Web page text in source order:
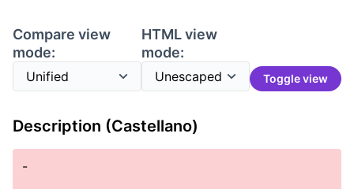
Compare view
mode:
HTML view
mode:
Toggle view
Description (Castellano)
-